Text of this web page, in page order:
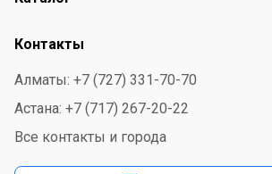
Контакты
Алматы: +7 (727) 331-70-70
Астана: +7 (717) 267-20-22
Все контакты и города